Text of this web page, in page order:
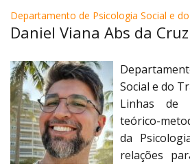
Departamento de Psicologia Social e
Daniel Viana Abs da Cruz
Social e do
Linhas de
teórico-
da
relações